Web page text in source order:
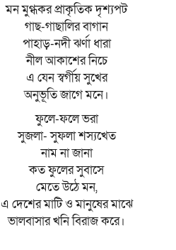
মন মুগ্ধকর প্রাকৃতিক দৃশ্যপট
গাছ-গাছালির বাগান
পাহাড়-নদী ঝর্ণা ধারা
নীল আকাশের নিচে
এ যেন স্বর্গীয় সুখের
অনুভূতি জাগে মনে।
ফুলে-ফলে ভরা
সুজলা- সুফলা শস্যখেত
নাম না জানা
কত ফুলের সুবাসে
মেতে উঠে মন,
এ দেশের মাটি ও মানুষের মাঝে
ভালবাসার খনি বিরাজ করে।